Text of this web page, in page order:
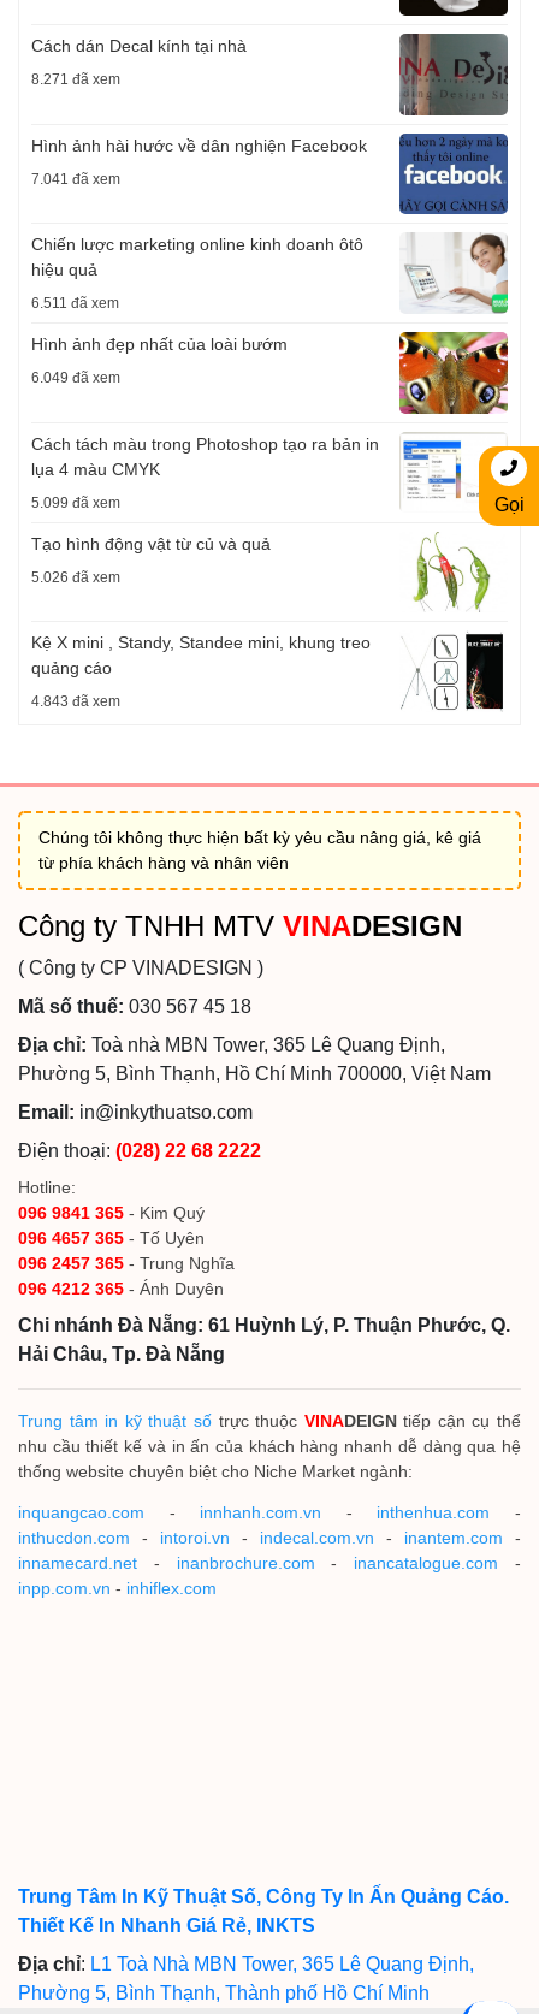
Cách dán Decal kính tại nhà
8.271 đã xem
Hình ảnh hài hước về dân nghiện Facebook
7.041 đã xem
Chiến lược marketing online kinh doanh ôtô
hiệu quả
6.511 đã xem
Hình ảnh đẹp nhất của loài bướm
6.049 đã xem
Cách tách màu trong Photoshop tạo ra bản in
lụa 4 màu CMYK
5.099 đã xem
Tạo hình động vật từ củ và quả
5.026 đã xem
Kệ X mini , Standy, Standee mini, khung treo
quảng cáo
4.843 đã xem
Chúng tôi không thực hiện bất kỳ yêu cầu nâng giá, kê giá
từ phía khách hàng và nhân viên
Công ty TNHH MTV VINADESIGN
( Công ty CP VINADESIGN )
Mã số thuế: 030 567 45 18
Địa chỉ: Toà nhà MBN Tower, 365 Lê Quang Định,
Phường 5, Bình Thạnh, Hồ Chí Minh 700000, Việt Nam
Email: in@inkythuatso.com
Điện thoại: (028) 22 68 2222
Hotline:
096 9841 365 - Kim Quý
096 4657 365 - Tố Uyên
096 2457 365 - Trung Nghĩa
096 4212 365 - Ánh Duyên
Chi nhánh Đà Nẵng: 61 Huỳnh Lý, P. Thuận Phước, Q.
Hải Châu, Tp. Đà Nẵng
Trung tâm in kỹ thuật sốtrực thuộc VINADEIGNtiếp cận cụ thể
nhu cầu thiết kế và in ấn của khách hàng nhanh dễ dàng qua hệ
thống website chuyên biệt cho Niche Market ngành:
inquangcao.com - innhanh.com.vn - inthenhua.com -
inthucdon.com - intoroi.vn - indecal.com.vn - inantem.com -
innamecard.net - inanbrochure.com - inancatalogue.com -
inpp.com.vn - inhiflex.com
Trung Tâm In Kỹ Thuật Số, Công Ty In Ấn Quảng Cáo.
Thiết Kế In Nhanh Giá Rẻ, INKTS
Địa chỉ: L1 Toà Nhà MBN Tower, 365 Lê Quang Định,
Phường 5, Bình Thạnh, Thành phố Hồ Chí Minh
Gọi